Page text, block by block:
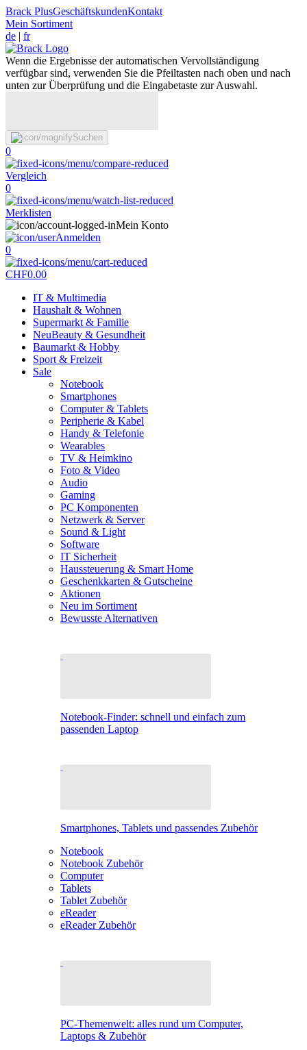
Brack PlusGeschäftskundenKontakt
Mein Sortiment
de | fr
Wenn die Ergebnisse der automatischen Vervollständigung
verfügbar sind, verwenden Sie die Pfeiltasten nach oben und nach
unten zur Überprüfung und die Eingabetaste zur Auswahl.
Suchen
0
Vergleich
0
Merklisten
Mein Konto
Anmelden
0
CHF0.00
IT & Multimedia
Haushalt & Wohnen
Supermarkt & Familie
NeuBeauty & Gesundheit
Baumarkt & Hobby
Sport & Freizeit
Sale
Notebook
Smartphones
Computer & Tablets
Peripherie & Kabel
Handy & Telefonie
Wearables
TV & Heimkino
Foto & Video
Audio
Gaming
PC Komponenten
Netzwerk & Server
Sound & Light
Software
IT Sicherheit
Haussteuerung & Smart Home
Geschenkkarten & Gutscheine
Aktionen
Neu im Sortiment
Bewusste Alternativen
Notebook-Finder: schnell und einfach zum
passenden Laptop
Smartphones, Tablets und passendes Zubehör
Notebook
Notebook Zubehör
Computer
Tablets
Tablet Zubehör
eReader
eReader Zubehör
PC-Themenwelt: alles rund um Computer,
Laptops & Zubehör